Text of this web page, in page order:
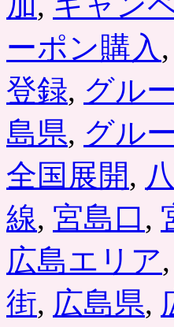
ーポン購入 ,
登録, グル
島県, グル
全国展開,
線, 宮島口,
広島エリア,
街, 広島県,